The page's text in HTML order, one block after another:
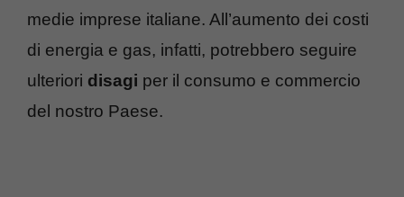
medie imprese italiane. All’aumento dei costi
di energia e gas, infatti, potrebbero seguire
ulteriori disagi per il consumo e commercio
del nostro Paese.